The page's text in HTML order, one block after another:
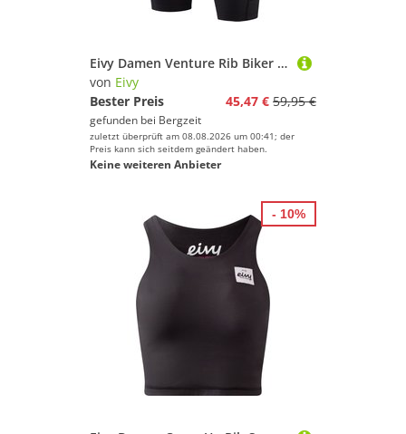
Eivy Damen Venture Rib Biker Shorts
von Eivy
Bester Preis
45,47 € 59,95 €
gefunden bei Bergzeit
zuletzt überprüft am 08.08.2026 um 00:41; der
Preis kann sich seitdem geändert haben.
Keine weiteren Anbieter
- 10%